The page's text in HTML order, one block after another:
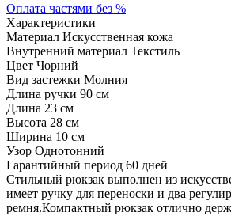
Оплата частями без %
Характеристики
Материал Искусственная кожа
Внутренний материал Текстиль
Цвет Чорний
Вид застежки Молния
Длина ручки 90 см
Длина 23 см
Высота 28 см
Ширина 10 см
Узор Однотонний
Гарантийный период 60 дней
Стильный рюкзак выполнен из
имеет ручку для переноски и два
ремня.Компактный рюкзак отлично